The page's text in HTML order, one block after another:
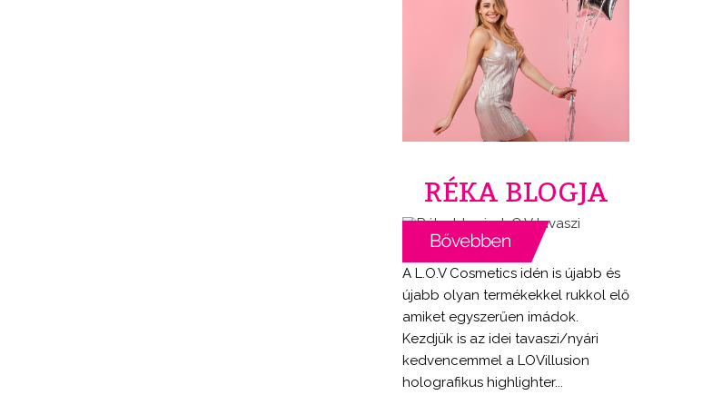
RÉKA BLOGJA
A L.O.V Cosmetics idén is újabb és
újabb olyan termékekkel rukkol elő
amiket egyszerűen imádok.
Kezdjük is az idei tavaszi/nyári
kedvencemmel a LOVillusion
holografikus highlighter...